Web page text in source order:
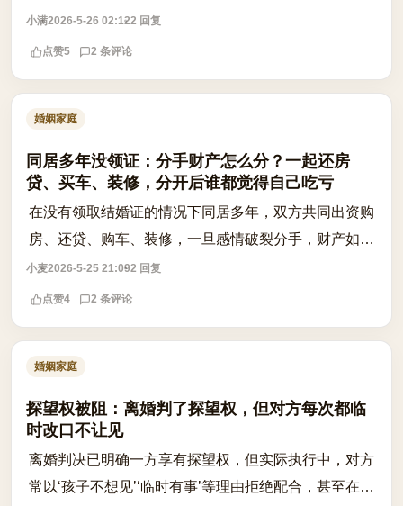
间极短，仅数月便因性格不合分居并起诉离婚。女方父
母认为钱已花掉，男方则坚持要求全额返...
小满2026-5-26 02:122 回复
点赞5 2 条评论
婚姻家庭
同居多年没领证：分手财产怎么分？一起还房
贷、买车、装修，分开后谁都觉得自己吃亏
在没有领取结婚证的情况下同居多年，双方共同出资购
房、还贷、购车、装修，一旦感情破裂分手，财产如何
分割？这是许多同居情侣面临的现实难题。根据现行法
律，未登记结婚的男女不属于夫妻关系，...
小麦2026-5-25 21:092 回复
点赞4 2 条评论
婚姻家庭
探望权被阻：离婚判了探望权，但对方每次都临
时改口不让见
离婚判决已明确一方享有探望权，但实际执行中，对方
常以‘孩子不想见’‘临时有事’等理由拒绝配合，甚至在探